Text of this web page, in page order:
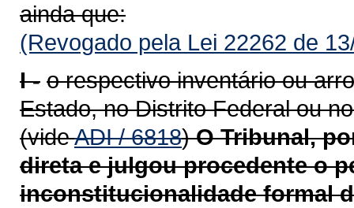
ainda que:
(Revogado pela Lei 22262 de
I - o respectivo inventário ou
Estado, no Distrito Federal ou
(videADI / 6818)O Tribunal,
direta e julgou procedente o
inconstitucionalidade formal